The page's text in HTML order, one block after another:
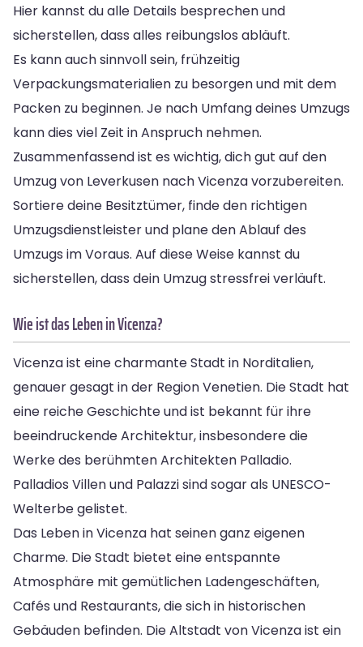
Hier kannst du alle Details besprechen und
sicherstellen, dass alles reibungslos abläuft.
Es kann auch sinnvoll sein, frühzeitig
Verpackungsmaterialien zu besorgen und mit dem
Packen zu beginnen. Je nach Umfang deines Umzugs
kann dies viel Zeit in Anspruch nehmen.
Zusammenfassend ist es wichtig, dich gut auf den
Umzug von Leverkusen nach Vicenza vorzubereiten.
Sortiere deine Besitztümer, finde den richtigen
Umzugsdienstleister und plane den Ablauf des
Umzugs im Voraus. Auf diese Weise kannst du
sicherstellen, dass dein Umzug stressfrei verläuft.
Wie ist das Leben in Vicenza?
Vicenza ist eine charmante Stadt in Norditalien,
genauer gesagt in der Region Venetien. Die Stadt hat
eine reiche Geschichte und ist bekannt für ihre
beeindruckende Architektur, insbesondere die
Werke des berühmten Architekten Palladio.
Palladios Villen und Palazzi sind sogar als UNESCO-
Welterbe gelistet.
Das Leben in Vicenza hat seinen ganz eigenen
Charme. Die Stadt bietet eine entspannte
Atmosphäre mit gemütlichen Ladengeschäften,
Cafés und Restaurants, die sich in historischen
Gebäuden befinden. Die Altstadt von Vicenza ist ein